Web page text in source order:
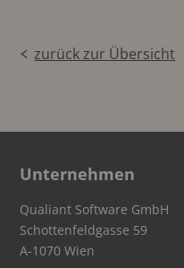
zurück zur Übersicht
Unternehmen
Qualiant Software GmbH
Schottenfeldgasse 59
A-1070 Wien